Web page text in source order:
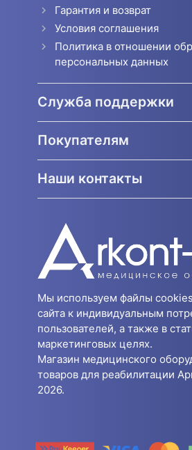
Гарантия и возврат
Условия соглашения
Политика в отношении
персональных данных
Служба поддержки
Покупателям
Наши контакты
Мы используем файлы
сайта к индивидуальным
пользователей, а также в
маркетинговых целях.
Магазин медицинского
товаров для реабилитации
2026.